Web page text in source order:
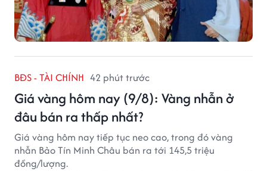
BĐS - TÀI CHÍNH 42 phút trước
Giá vàng hôm nay (9/8): Vàng nhẫn ở
đâu bán ra thấp nhất?
Giá vàng hôm nay tiếp tục neo cao, trong đó vàng
nhẫn Bảo Tín Minh Châu bán ra tới 145,5 triệu
đồng/lượng.